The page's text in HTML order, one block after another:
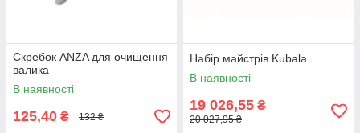
Скребок ANZA для очищення
валика
В наявності
125,40 ₴ 132 ₴
Набір майстрів Kubala
В наявності
19 026,55 ₴
20 027,95 ₴